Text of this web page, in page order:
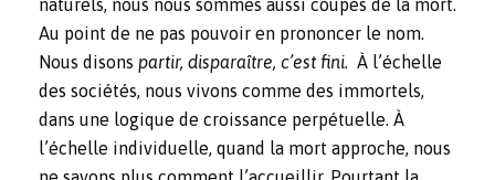
naturels, nous nous sommes aussi coupés de la mort.
Au point de ne pas pouvoir en prononcer le nom.
Nous disons partir, disparaître, c’est fini. À l’échelle
des sociétés, nous vivons comme des immortels,
dans une logique de croissance perpétuelle. À
l’échelle individuelle, quand la mort approche, nous